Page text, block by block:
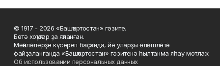
© 1917 - 2026 «Башҡортостан» гәзите.
Бөтә хоҡуҡтар ҙа яҡланған.
Мәҡәләләрҙе күсереп баҫҡанда, йә уларҙы өлөшләтә
файҙаланғанда «Башҡортостан» гәзитенә һылтанма яһау мотлаҡ.
Об использовании персональных данных